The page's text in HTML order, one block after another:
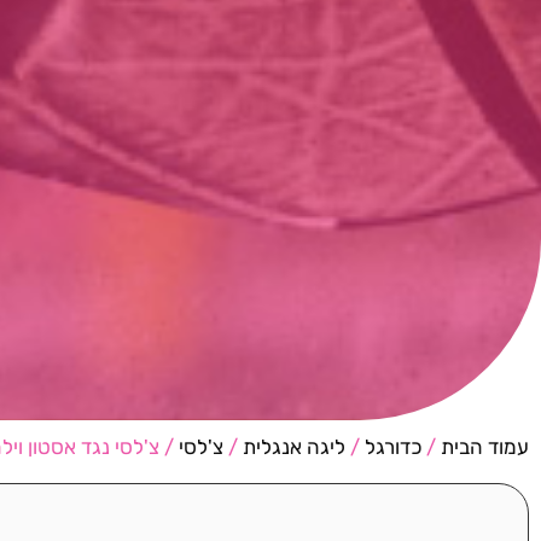
עמוד הבית / כדורגל / ליגה אנגלית / צ'לסי / צ'לסי נגד אסטון